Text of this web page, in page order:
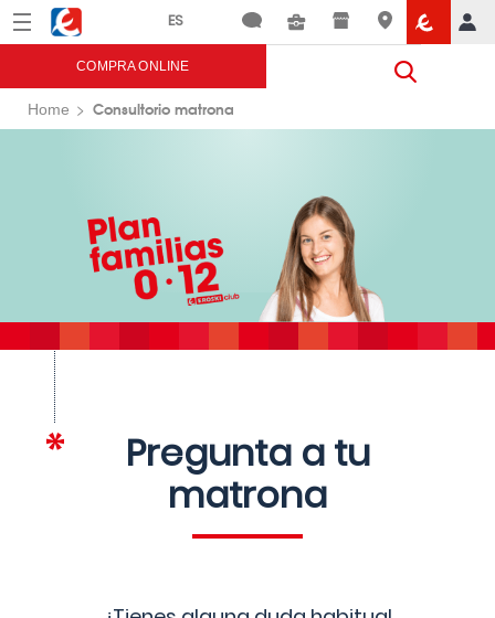
Menú Eroski
COMPRA ONLINE
Home Consultorio matrona
Pregunta a tu
matrona